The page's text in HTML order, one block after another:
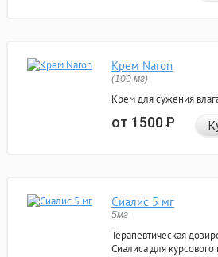
Крем Naron
(100 мг)
Крем для сужения
от 1500Р
Сиалис 5 мг
5мг
Терапевтическая
Сиалиса для